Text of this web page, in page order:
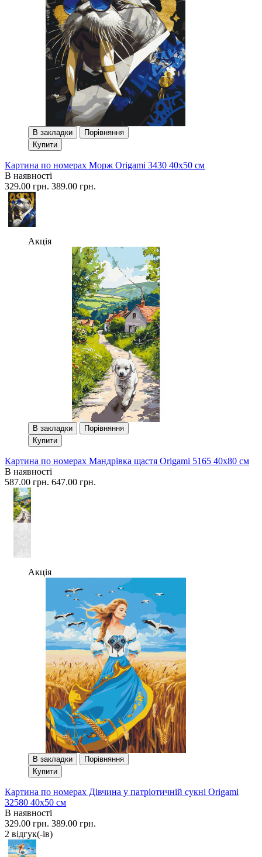
В закладки
Порівняння
Купити
Картина по номерах Морж Origami 3430 40x50 см
В наявності
329.00 грн. 389.00 грн.
Акція
В закладки
Порівняння
Купити
Картина по номерах Мандрівка щастя Origami 5165 40x80 см
В наявності
587.00 грн. 647.00 грн.
Акція
В закладки
Порівняння
Купити
Картина по номерах Дівчина у патріотичній сукні Origami
32580 40x50 см
В наявності
329.00 грн. 389.00 грн.
2 вiдгук(-iв)